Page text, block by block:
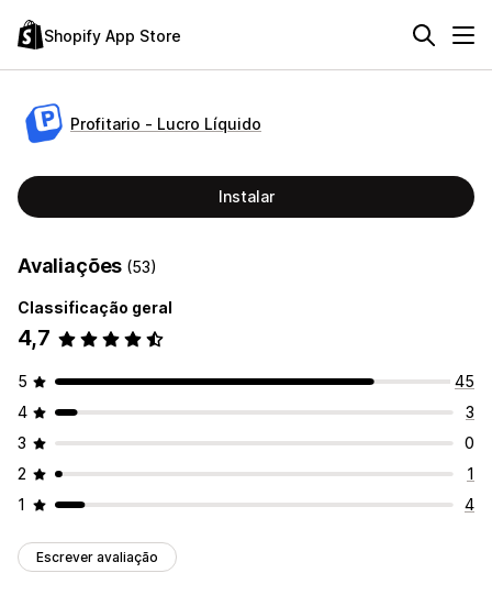
Shopify App Store
Profitario ‑ Lucro Líquido
Instalar
Avaliações (53)
Classificação geral
4,7
5
45
4
3
3
0
2
1
1
4
Escrever avaliação